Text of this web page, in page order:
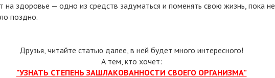
на здоровье — одно из средств задуматься и поменять свою жизнь, пока не
поздно.
Друзья, читайте статью далее, в ней будет много интересного!
А тем, кто хочет:
"УЗНАТЬ СТЕПЕНЬ ЗАШЛАКОВАННОСТИ СВОЕГО ОРГАНИЗМА"